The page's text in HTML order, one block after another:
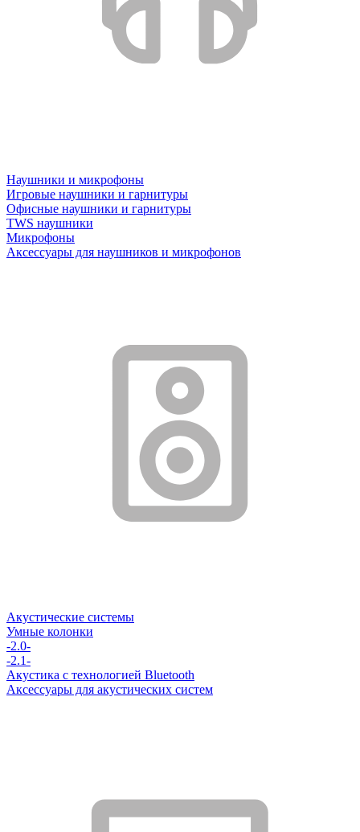
Наушники и микрофоны
Игровые наушники и гарнитуры
Офисные наушники и гарнитуры
TWS наушники
Микрофоны
Аксессуары для наушников и микрофонов
Акустические системы
Умные колонки
-2.0-
-2.1-
Акустика с технологией Bluetooth
Аксессуары для акустических систем